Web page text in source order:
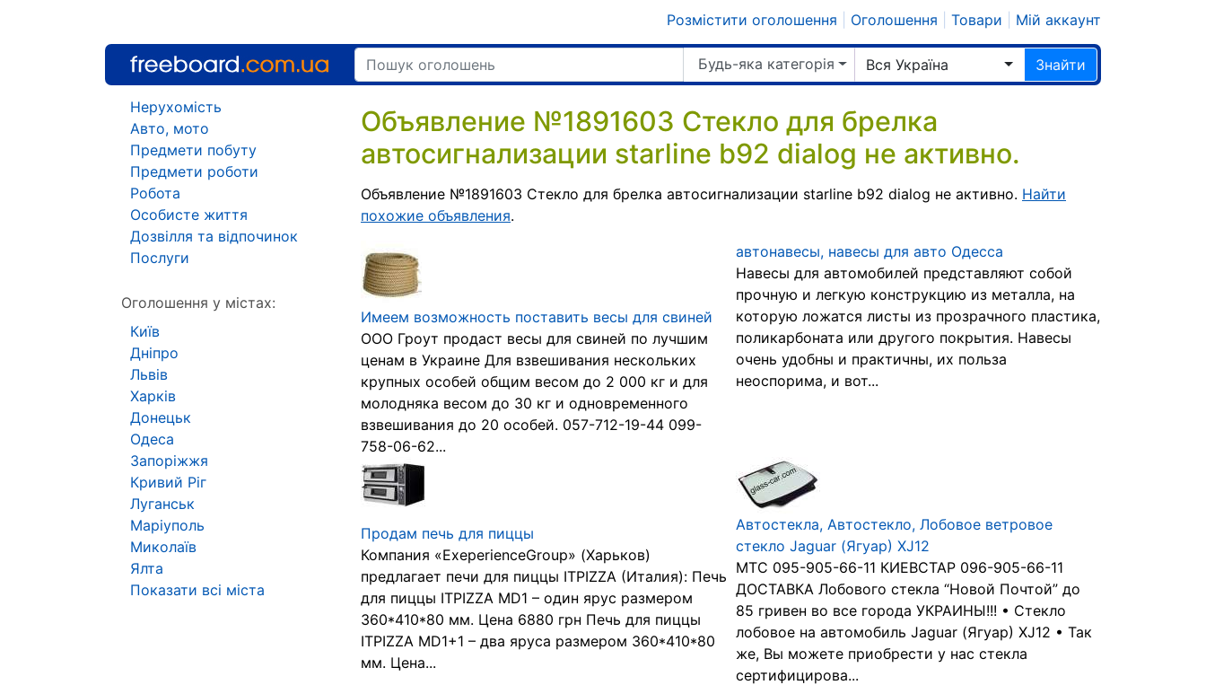
Розмістити оголошення Оголошення Товари Мій аккаунт
Будь-яка категорія Вся Україна Знайти
Объявление №1891603 Стекло для брелка
автосигнализации starline b92 dialog не активно.
Объявление №1891603 Стекло для брелка автосигнализации starline b92 dialog не активно. Найти
похожие объявления.
Имеем возможность поставить весы для свиней
ООО Гроут продаст весы для свиней по лучшим
ценам в Украине Для взвешивания нескольких
крупных особей общим весом до 2 000 кг и для
молодняка весом до 30 кг и одновременного
взвешивания до 20 особей. 057-712-19-44 099-
758-06-62...
автонавесы, навесы для авто Одесса
Навесы для автомобилей представляют собой
прочную и легкую конструкцию из металла, на
которую ложатся листы из прозрачного пластика,
поликарбоната или другого покрытия. Навесы
очень удобны и практичны, их польза
неоспорима, и вот...
Продам печь для пиццы
Компания «ExeperienceGroup» (Харьков)
предлагает печи для пиццы ITPIZZA (Италия): Печь
для пиццы ITPIZZA MD1 – один ярус размером
360*410*80 мм. Цена 6880 грн Печь для пиццы
ITPIZZA MD1+1 – два яруса размером 360*410*80
мм. Цена...
Автостекла, Автостекло, Лобовое ветровое
стекло Jaguar (Ягуар) XJ12
МТС 095-905-66-11 КИЕВСТАР 096-905-66-11
ДОСТАВКА Лобового стекла “Новой Почтой” до
85 гривен во все города УКРАИНЫ!!! • Стекло
лобовое на автомобиль Jaguar (Ягуар) XJ12 • Так
же, Вы можете приобрести у нас стекла
сертифицирова...
Нерухомість
Авто, мото
Предмети побуту
Предмети роботи
Робота
Особисте життя
Дозвілля та відпочинок
Послуги
Оголошення у містах:
Київ
Дніпро
Львів
Харків
Донецьк
Одеса
Запоріжжя
Кривий Ріг
Луганськ
Маріуполь
Миколаїв
Ялта
Показати всі міста